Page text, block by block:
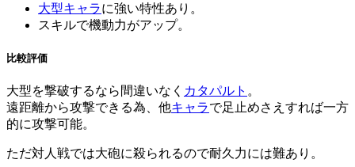
大型キャラに強い特性あり。
スキルで機動力がアップ。
比較評価
大型を撃破するなら間違いなく カタパルト 。
遠距離から攻撃できる為、他キャラで足止めさえすれば一方
的に攻撃可能。
ただ対人戦では大砲に殺られるので耐久力には難あり。